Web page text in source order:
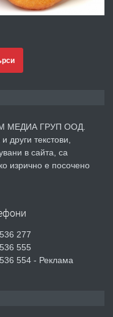
Офис под наем в кв.
преди 5 дни
в гр. Хасково кв.
МЕБЕЛИ.
МЕДИА ГРУП ООД.
други текстови,
в сайта, са
изрично е посочено
277
555
554 - Реклама